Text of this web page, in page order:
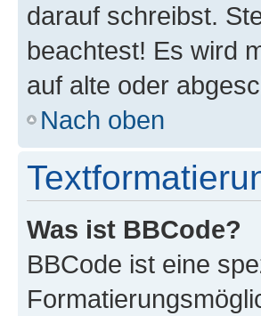
darauf schreibst.
beachtest! Es wird
auf alte oder
Nach oben
Was ist BBCode?
BBCode ist eine